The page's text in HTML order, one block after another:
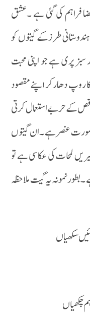
فراہم کی گئی ہے ۔عشق
طرزکے گیتوں کو
سبز پری ہے جو اپنی محبت
روپ دھارکر اپنے مقصود
کے حربے استعمال کرتی
عنصر ہے ۔ان گیتوں
لمحات کی عکاسی ہے تو
نمونہ یہ گیت ملاحظہ
سکھیاں
چکھیاں